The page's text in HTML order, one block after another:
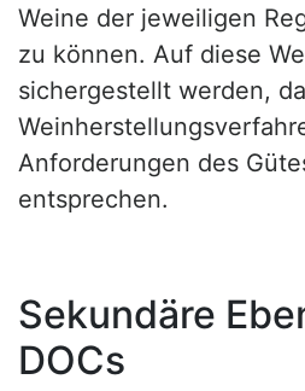
Weine der jeweiligen
zu können. Auf diese
sichergestellt werden,
Anforderungen des
entsprechen.
Sekundäre
DOCs